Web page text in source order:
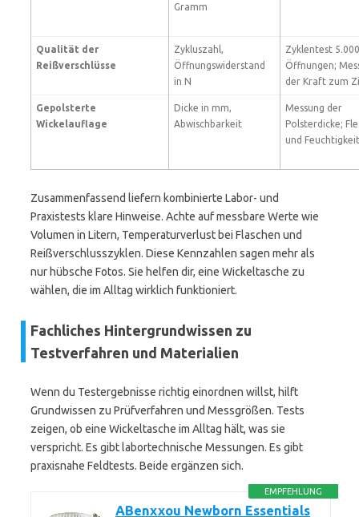
Gramm
Qualität der
Reißverschlüsse
Zykluszahl,
Öffnungswiderstand
in N
Zyklentest 5.000
Öffnungen;
der Kraft zum
Gepolsterte
Wickelauflage
Dicke in mm,
Abwischbarkeit
Messung der
Polsterdicke;
und
Zusammenfassend liefern kombinierte Labor- und
Praxistests klare Hinweise. Achte auf messbare Werte wie
Volumen in Litern, Temperaturverlust bei Flaschen und
Reißverschlusszyklen. Diese Kennzahlen sagen mehr als
nur hübsche Fotos. Sie helfen dir, eine Wickeltasche zu
wählen, die im Alltag wirklich funktioniert.
Fachliches Hintergrundwissen zu
Testverfahren und Materialien
Wenn du Testergebnisse richtig einordnen willst, hilft
Grundwissen zu Prüfverfahren und Messgrößen. Tests
zeigen, ob eine Wickeltasche im Alltag hält, was sie
verspricht. Es gibt labortechnische Messungen. Es gibt
praxisnahe Feldtests. Beide ergänzen sich.
EMPFEHLUNG
ABenxxou Newborn Essentials